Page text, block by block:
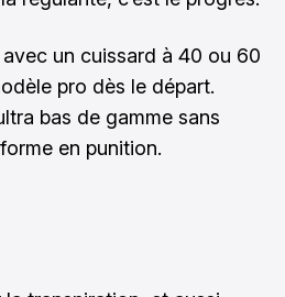
un cuissard à 40 ou 60
pro dès le départ.
bas de gamme sans
en punition.